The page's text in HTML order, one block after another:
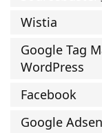
Wistia
Google Tag
WordPress
Facebook
Google